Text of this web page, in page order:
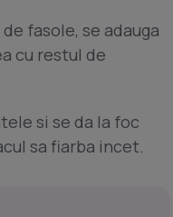
fasole, se adauga
cu restul de
si se da la foc
sa fiarba incet.